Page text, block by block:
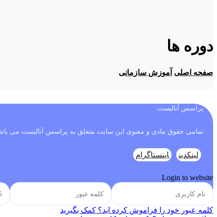
دوره ها
صفحه اصلی آموزش سازمانی
پراسس آنالیست
تمامی حقوق مادی و معنوی این سایت متعلق به پراسس آنالیست می
لینکدین اینستاگرام
Login to website
کلمه عبور خود را فراموش کرده اید؟ کمک بگیرید